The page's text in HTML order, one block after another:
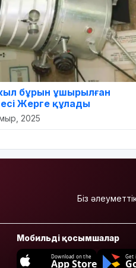
бұрын ұшырылған
Жерге құлады
2025
Біз
Мобильді қосымшалар
Download on the
App Store
Get